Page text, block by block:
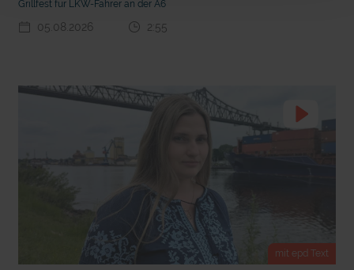
Nachhaltige Geldanlage: Rendite mit gutem Gewissen?
Grillfest für LKW-Fahrer an der A6
05.08.2026 2:55
mit epd Text